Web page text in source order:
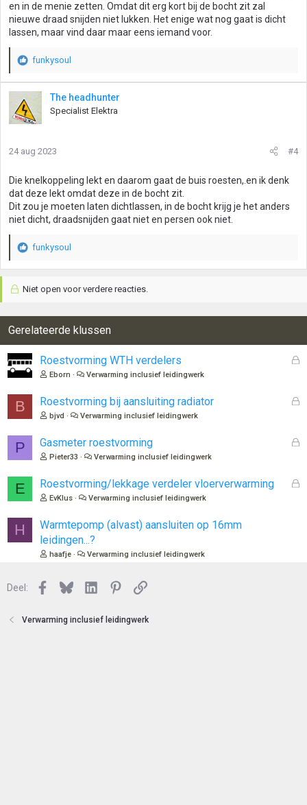
en in de menie zetten. Omdat dit erg kort bij de bocht zit zal
nieuwe draad snijden niet lukken. Het enige wat nog gaat is dicht
lassen, maar vind daar maar eens iemand voor.
W
a
r
d
e
i
g
e
n
funkysoul
The headhunter
Specialist Elektra
24 aug 2023 #4
Die knelkoppeling lekt en daarom gaat de buis roesten,.en ik denk
dat deze lekt omdat deze in de bocht zit.
Dit zou je moeten laten dichtlassen, in de bocht krijg je het anders
niet dicht, draadsnijden gaat niet en persen ook niet.
W
r
e
r
n
g
e
:
funkysoul
Niet open voor verdere reacties.
Gerelateerde klussen
G
n
Roestvorming WTH verdelers
Eborn Verwarming inclusief leidingwerk
B
G
n
Roestvorming bij aansluiting radiator
bjvd Verwarming inclusief leidingwerk
P
G
Gasmeter roestvorming
Pieter33 Verwarming inclusief leidingwerk
E
G
Roestvorming/lekkage verdeler vloerverwarming
EvKlus Verwarming inclusief leidingwerk
H
Warmtepomp (alvast) aansluiten op 16mm
leidingen...?
haafje Verwarming inclusief leidingwerk
Deel: Facebook
BlueskyLinkedInPinterest
Link
Verwarming inclusief leidingwerk